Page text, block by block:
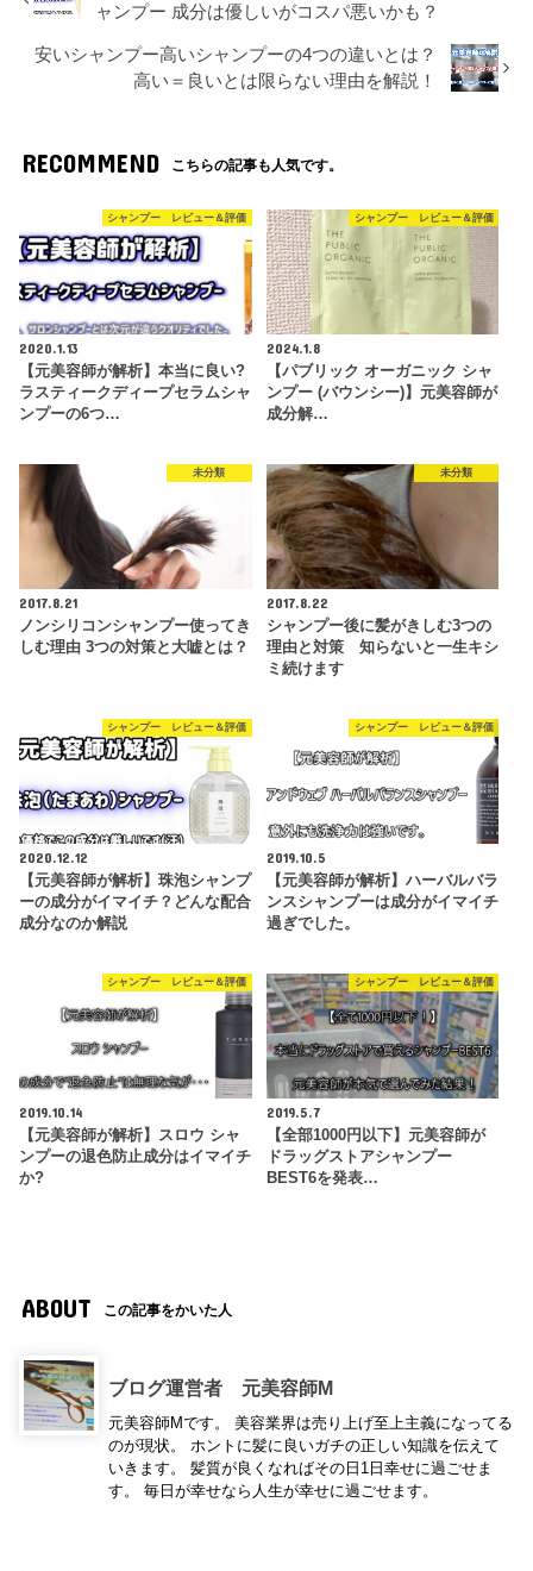
ャンプー 成分は優しいがコスパ悪いかも？
安いシャンプー高いシャンプーの4つの違いとは？
高い＝良いとは限らない理由を解説！
RECOMMEND こちらの記事も人気です。
シャンプー レビュー＆評価
2020.1.13
【元美容師が解析】本当に良い?
ラスティークディープセラムシャ
ンプーの6つ…
シャンプー レビュー＆評価
2024.1.8
【パブリック オーガニック シャ
ンプー (バウンシー)】元美容師が
成分解…
未分類
2017.8.21
ノンシリコンシャンプー使ってき
しむ理由 3つの対策と大嘘とは？
未分類
2017.8.22
シャンプー後に髪がきしむ3つの
理由と対策 知らないと一生キシ
ミ続けます
シャンプー レビュー＆評価
2020.12.12
【元美容師が解析】珠泡シャンプ
ーの成分がイマイチ？どんな配合
成分なのか解説
シャンプー レビュー＆評価
2019.10.5
【元美容師が解析】ハーバルバラ
ンスシャンプーは成分がイマイチ
過ぎでした。
シャンプー レビュー＆評価
2019.10.14
【元美容師が解析】スロウ シャ
ンプーの退色防止成分はイマイチ
か?
シャンプー レビュー＆評価
2019.5.7
【全部1000円以下】元美容師が
ドラッグストアシャンプー
BEST6を発表…
ABOUT この記事をかいた人
ブログ運営者 元美容師M
元美容師Mです。 美容業界は売り上げ至上主義になってる
のが現状。 ホントに髪に良いガチの正しい知識を伝えて
いきます。 髪質が良くなればその日1日幸せに過ごせま
す。 毎日が幸せなら人生が幸せに過ごせます。